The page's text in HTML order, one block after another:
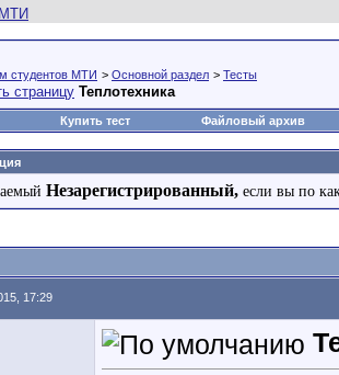
студентов МТИ > Основной раздел > Тесты
Теплотехника
Купить тест Файловый архив
Незарегистрированный, если вы по
17:29